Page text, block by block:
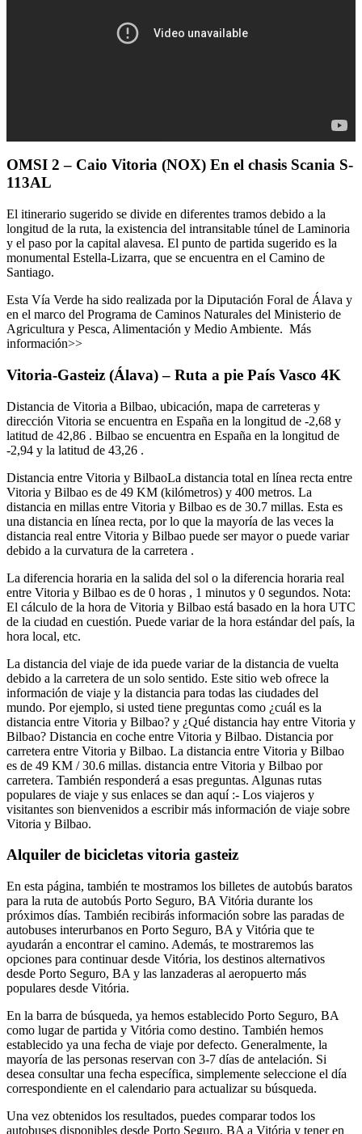
OMSI 2 – Caio Vitoria (NOX) En el chasis Scania S-
113AL
El itinerario sugerido se divide en diferentes tramos debido a la
longitud de la ruta, la existencia del intransitable túnel de Laminoria
y el paso por la capital alavesa. El punto de partida sugerido es la
monumental Estella-Lizarra, que se encuentra en el Camino de
Santiago.
Esta Vía Verde ha sido realizada por la Diputación Foral de Álava y
en el marco del Programa de Caminos Naturales del Ministerio de
Agricultura y Pesca, Alimentación y Medio Ambiente. Más
información>>
Vitoria-Gasteiz (Álava) – Ruta a pie País Vasco 4K
Distancia de Vitoria a Bilbao, ubicación, mapa de carreteras y
dirección Vitoria se encuentra en España en la longitud de -2,68 y
latitud de 42,86 . Bilbao se encuentra en España en la longitud de
-2,94 y la latitud de 43,26 .
Distancia entre Vitoria y BilbaoLa distancia total en línea recta entre
Vitoria y Bilbao es de 49 KM (kilómetros) y 400 metros. La
distancia en millas entre Vitoria y Bilbao es de 30.7 millas. Esta es
una distancia en línea recta, por lo que la mayoría de las veces la
distancia real entre Vitoria y Bilbao puede ser mayor o puede variar
debido a la curvatura de la carretera .
La diferencia horaria en la salida del sol o la diferencia horaria real
entre Vitoria y Bilbao es de 0 horas , 1 minutos y 0 segundos. Nota:
El cálculo de la hora de Vitoria y Bilbao está basado en la hora UTC
de la ciudad en cuestión. Puede variar de la hora estándar del país, la
hora local, etc.
La distancia del viaje de ida puede variar de la distancia de vuelta
debido a la carretera de un solo sentido. Este sitio web ofrece la
información de viaje y la distancia para todas las ciudades del
mundo. Por ejemplo, si usted tiene preguntas como ¿cuál es la
distancia entre Vitoria y Bilbao? y ¿Qué distancia hay entre Vitoria y
Bilbao? Distancia en coche entre Vitoria y Bilbao. Distancia por
carretera entre Vitoria y Bilbao. La distancia entre Vitoria y Bilbao
es de 49 KM / 30.6 millas. distancia entre Vitoria y Bilbao por
carretera. También responderá a esas preguntas. Algunas rutas
populares de viaje y sus enlaces se dan aquí :- Los viajeros y
visitantes son bienvenidos a escribir más información de viaje sobre
Vitoria y Bilbao.
Alquiler de bicicletas vitoria gasteiz
En esta página, también te mostramos los billetes de autobús baratos
para la ruta de autobús Porto Seguro, BA Vitória durante los
próximos días. También recibirás información sobre las paradas de
autobuses interurbanos en Porto Seguro, BA y Vitória que te
ayudarán a encontrar el camino. Además, te mostraremos las
opciones para continuar desde Vitória, los destinos alternativos
desde Porto Seguro, BA y las lanzaderas al aeropuerto más
populares desde Vitória.
En la barra de búsqueda, ya hemos establecido Porto Seguro, BA
como lugar de partida y Vitória como destino. También hemos
establecido ya una fecha de viaje por defecto. Generalmente, la
mayoría de las personas reservan con 3-7 días de antelación. Si
desea consultar una fecha específica, simplemente seleccione el día
correspondiente en el calendario para actualizar su búsqueda.
Una vez obtenidos los resultados, puedes comparar todos los
autobuses disponibles desde Porto Seguro, BA a Vitória y tener en